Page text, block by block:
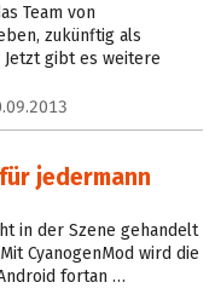
Team von
zukünftig als
gibt es weitere
jedermann
in der Szene gehandelt
CyanogenMod wird die
fortan …